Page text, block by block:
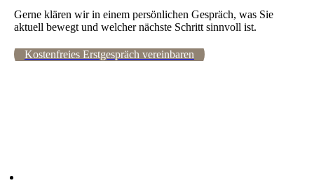
Gerne klären wir in einem persönlichen Gespräch, was Sie
aktuell bewegt und welcher nächste Schritt sinnvoll ist.
Kostenfreies Erstgespräch vereinbaren